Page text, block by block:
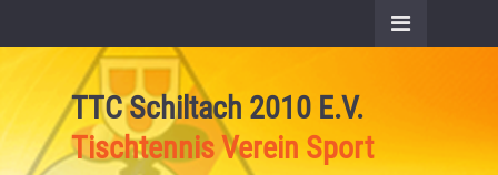
TTC Schiltach 2010 E.V.
Tischtennis Verein Sport